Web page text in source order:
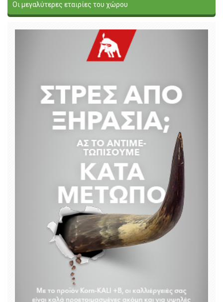
Οι μεγαλύτερες εταιρίες του χώρου